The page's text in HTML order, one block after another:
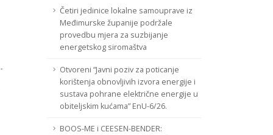
Četiri jedinice lokalne samouprave iz
Međimurske županije podržale
provedbu mjera za suzbijanje
energetskog siromaštva
Otvoreni “Javni poziv za poticanje
korištenja obnovljivih izvora energije i
sustava pohrane električne energije u
obiteljskim kućama” EnU-6/26.
BOOS-ME i CEESEN-BENDER: